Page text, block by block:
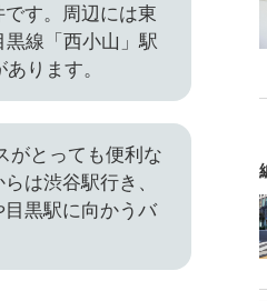
す。周辺には東
線「西小山」駅
ります。
とっても便利な
は渋谷駅行き、
目黒駅に向かうバ